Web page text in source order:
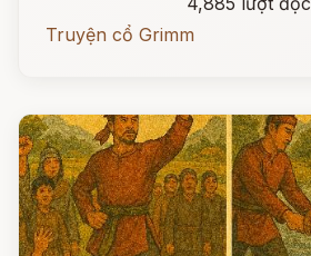
Truyện cổ Grimm